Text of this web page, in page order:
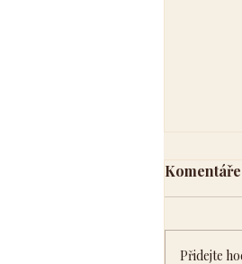
Komentáře
Přidejte